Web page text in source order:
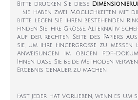
Bitte drucken Sie diese
Sie haben zwei Möglichkeiten mit
bitte legen Sie Ihren bestehenden
finden Sie Ihre Größe. Alternativ
auf der rechten Seite des Papiers
sie, um Ihre Fingergröße zu
Anweisungen im obigen PDF-
Ihnen, dass Sie beide Methoden
Ergebnis genauer zu machen.
Fast jeder hat Vorlieben, wenn es um